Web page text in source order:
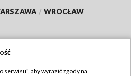
/ WROCŁAW
serwisu", aby wyrazić zgody na